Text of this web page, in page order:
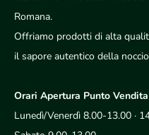
Romana.
Offriamo prodotti di alta
il sapore autentico della
Orari Apertura Punto Vendita
Lunedì/Venerdì 8.00-13.00 ·